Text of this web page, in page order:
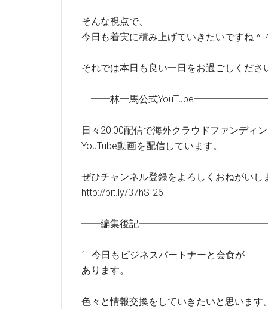
そんな視点で、
今日も着実に積み上げていきたいですね＾
それでは本日も良い一日をお過ごしくださ
━━林一馬公式
日々20:00配信で海外クラウドファンディ
YouTube動画を配信しています。
ぜひチャンネル登録をよろしくおねがいし
http://bit.ly/37hSI26
━━編集後記
1. 今日もビジネスパートナーと会食が
あります。
色々と情報交換をしていきたいと思います